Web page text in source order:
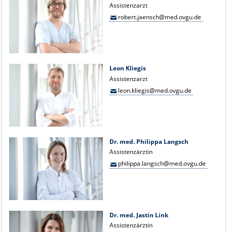
Assistenzarzt
robert.jaensch@med.ovgu.de
Leon Kliegis
Assistenzarzt
leon.kliegis@med.ovgu.de
Dr. med. Philippa Langsch
Assistenzärztin
philippa.langsch@med.ovgu.de
Dr. med. Jastin Link
Assistenzärztin